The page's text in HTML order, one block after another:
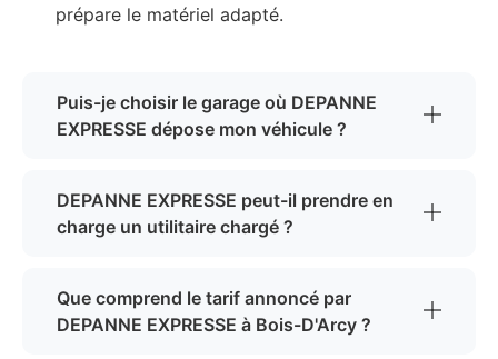
prépare le matériel adapté.
Puis-je choisir le garage où DEPANNE
EXPRESSE dépose mon véhicule ?
DEPANNE EXPRESSE peut-il prendre en
charge un utilitaire chargé ?
Que comprend le tarif annoncé par
DEPANNE EXPRESSE à Bois-D'Arcy ?